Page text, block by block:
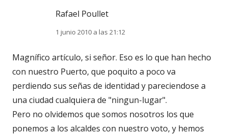
Rafael Poullet
1 junio 2010 a las 21:12
Magnífico artículo, si señor. Eso es lo que han hecho
con nuestro Puerto, que poquito a poco va
perdiendo sus señas de identidad y pareciendose a
una ciudad cualquiera de "ningun-lugar".
Pero no olvidemos que somos nosotros los que
ponemos a los alcaldes con nuestro voto, y hemos